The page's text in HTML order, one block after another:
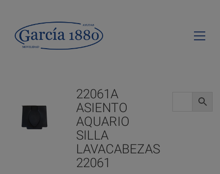
22061A
ASIENTO
AQUARIO
SILLA
LAVACABEZAS
22061